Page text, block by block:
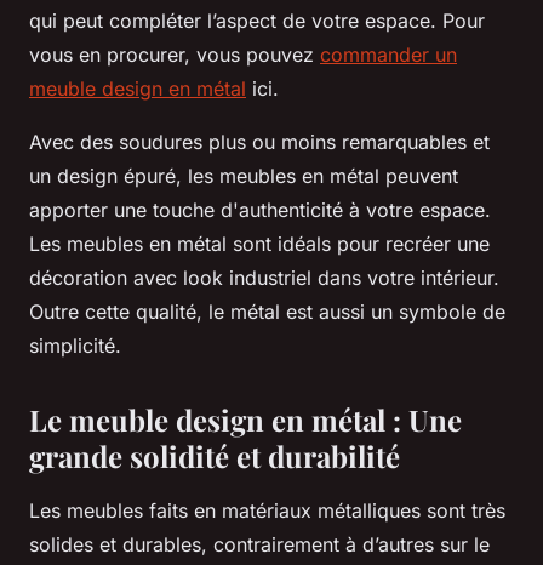
qui peut compléter l’aspect de votre espace. Pour
vous en procurer, vous pouvez commander un
meuble design en métal ici.
Avec des soudures plus ou moins remarquables et
un design épuré, les meubles en métal peuvent
apporter une touche d'authenticité à votre espace.
Les meubles en métal sont idéals pour recréer une
décoration avec look industriel dans votre intérieur.
Outre cette qualité, le métal est aussi un symbole de
simplicité.
Le meuble design en métal : Une
grande solidité et durabilité
Les meubles faits en matériaux métalliques sont très
solides et durables, contrairement à d’autres sur le